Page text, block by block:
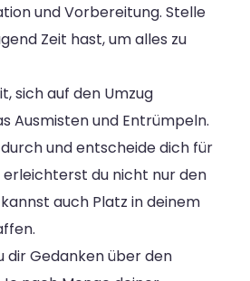
und Vorbereitung. Stelle
Zeit hast, um alles zu
sich auf den Umzug
Ausmisten und Entrümpeln.
und entscheide dich für
erleichterst du nicht nur den
auch Platz in deinem
dir Gedanken über den